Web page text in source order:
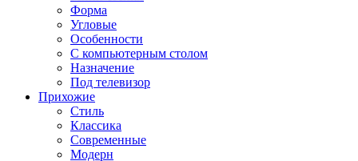
Форма
Угловые
Особенности
С компьютерным столом
Назначение
Под телевизор
Прихожие
Стиль
Классика
Современные
Модерн